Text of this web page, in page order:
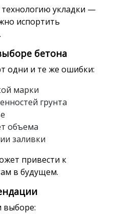
укладки —
испортить
бетона
одни и те же ошибки:
марки
грунта
объема
заливки
привести к
в будущем.
выборе: